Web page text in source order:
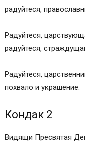
Татьяне и
7 февраля, либо
предшествующий
Третья неделя по
Петербургских
глас 4
глас 8
радуйтеся,
Радуйтеся,
радуйтеся,
Радуйтеся,
похвало и украшение.
Кондак 2
Видящи Пресвятая